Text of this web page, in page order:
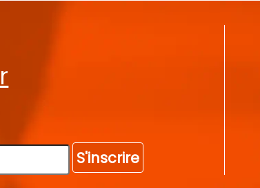
S'inscrire